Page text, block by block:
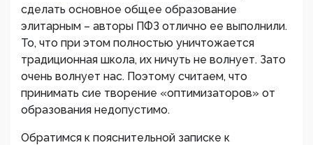
сделать основное общее образование
элитарным – авторы ПФЗ отлично ее выполнили.
То, что при этом полностью уничтожается
традиционная школа, их ничуть не волнует. Зато
очень волнует нас. Поэтому считаем, что
принимать сие творение «оптимизаторов» от
образования недопустимо.
Обратимся к пояснительной записке к